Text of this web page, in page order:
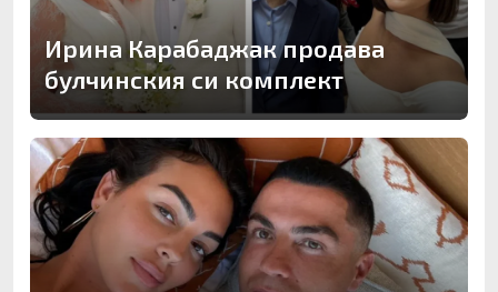
Ирина Карабаджак продава
булчинския си комплект